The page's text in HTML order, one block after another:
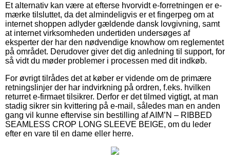
Et alternativ kan være at efterse hvorvidt e-forretningen er e-
mærke tilsluttet, da det almindeligvis er et fingerpeg om at
internet shoppen adlyder gældende dansk lovgivning, samt
at internet virksomheden undertiden undersøges af
eksperter der har den nødvendige knowhow om reglementet
på området. Derudover giver det dig anledning til support, for
så vidt du møder problemer i processen med dit indkøb.
For øvrigt tilrådes det at køber er vidende om de primære
retningslinjer der har indvirkning på ordren, f.eks. hvilken
returret e-firmaet tilsikrer. Derfor er det tilmed vigtigt, at man
stadig sikrer sin kvittering på e-mail, således man en anden
gang vil kunne eftervise sin bestilling af AIM’N – RIBBED
SEAMLESS CROP LONG SLEEVE BEIGE, om du leder
efter en vare til en dame eller herre.